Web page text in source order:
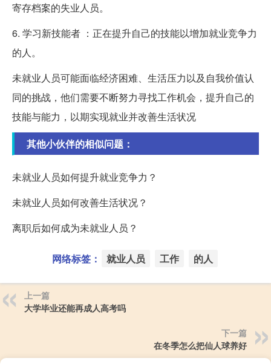
寄存档案的失业人员。
6. 学习新技能者 ：正在提升自己的技能以增加就业竞争力
的人。
未就业人员可能面临经济困难、生活压力以及自我价值认
同的挑战，他们需要不断努力寻找工作机会，提升自己的
技能与能力，以期实现就业并改善生活状况
其他小伙伴的相似问题：
未就业人员如何提升就业竞争力？
未就业人员如何改善生活状况？
离职后如何成为未就业人员？
网络标签： 就业人员 工作 的人
上一篇
大学毕业还能再成人高考吗
下一篇
在冬季怎么把仙人球养好